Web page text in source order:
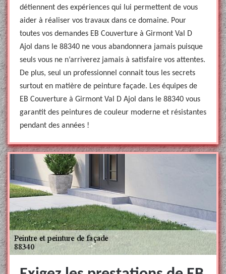
détiennent des expériences qui lui permettent de vous
aider à réaliser vos travaux dans ce domaine. Pour
toutes vos demandes EB Couverture à Girmont Val D
Ajol dans le 88340 ne vous abandonnera jamais puisque
seuls vous ne n’arriverez jamais à satisfaire vos attentes.
De plus, seul un professionnel connait tous les secrets
surtout en matière de peinture façade. Les équipes de
EB Couverture à Girmont Val D Ajol dans le 88340 vous
garantit des peintures de couleur moderne et résistantes
pendant des années !